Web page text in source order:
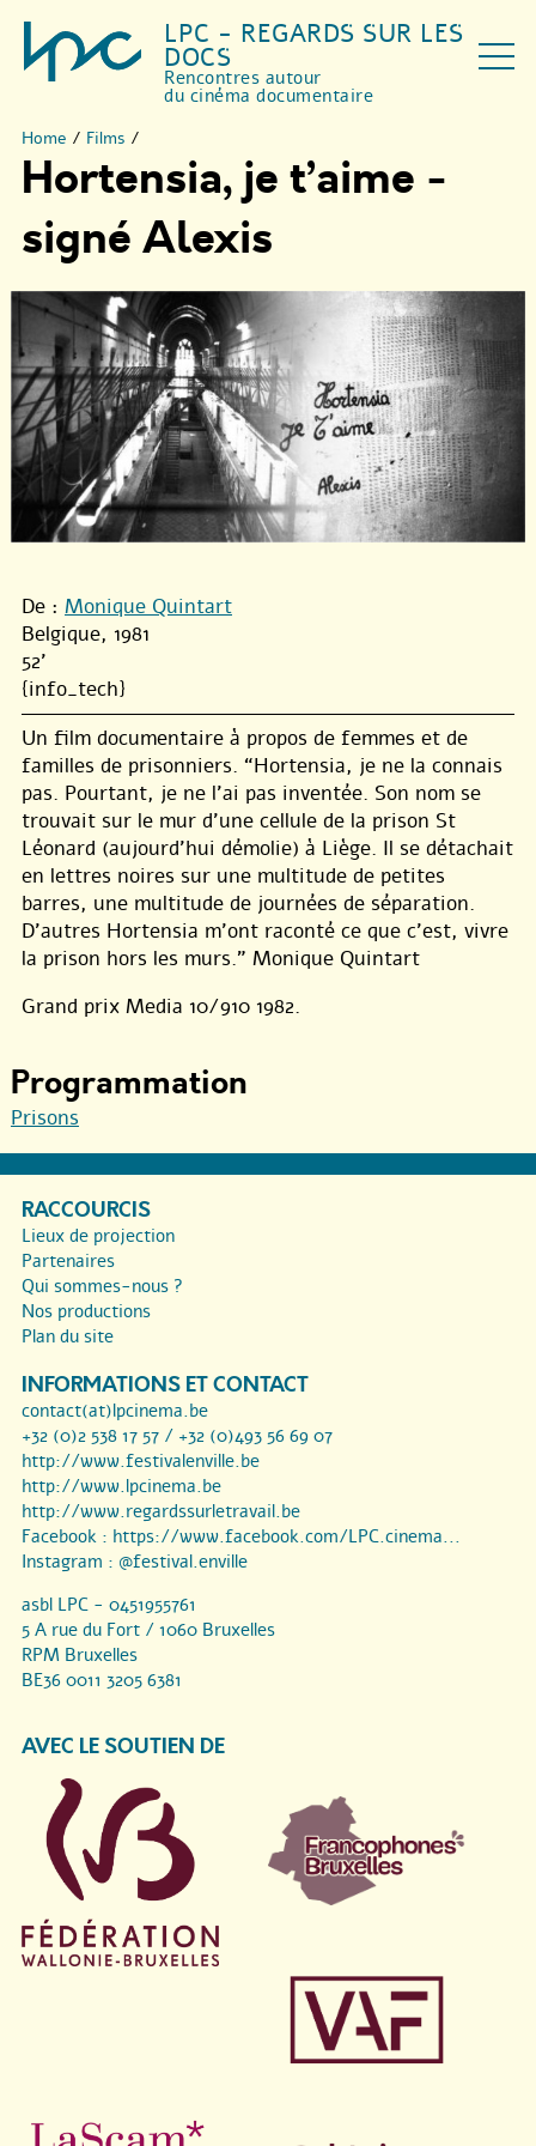
LPC - REGARDS SUR LES
DOCS
Rencontres autour
du cinéma documentaire
Home / Films /
Hortensia, je t’aime -
signé Alexis
De : Monique Quintart
Belgique, 1981
52'
{info_tech}
Un film documentaire à propos de femmes et de
familles de prisonniers. “Hortensia, je ne la connais
pas. Pourtant, je ne l’ai pas inventée. Son nom se
trouvait sur le mur d’une cellule de la prison St
Léonard (aujourd’hui démolie) à Liège. Il se détachait
en lettres noires sur une multitude de petites
barres, une multitude de journées de séparation.
D’autres Hortensia m’ont raconté ce que c’est, vivre
la prison hors les murs.” Monique Quintart
Grand prix Media 10/910 1982.
Programmation
Prisons
RACCOURCIS
Lieux de projection
Partenaires
Qui sommes-nous ?
Nos productions
Plan du site
INFORMATIONS ET CONTACT
contact(at)lpcinema.be
+32 (0)2 538 17 57 / +32 (0)493 56 69 07
http://www.festivalenville.be
http://www.lpcinema.be
http://www.regardssurletravail.be
Facebook : https://www.facebook.com/LPC.cinema...
Instagram : @festival.enville
asbl LPC - 0451955761
5 A rue du Fort / 1060 Bruxelles
RPM Bruxelles
BE36 0011 3205 6381
AVEC LE SOUTIEN DE